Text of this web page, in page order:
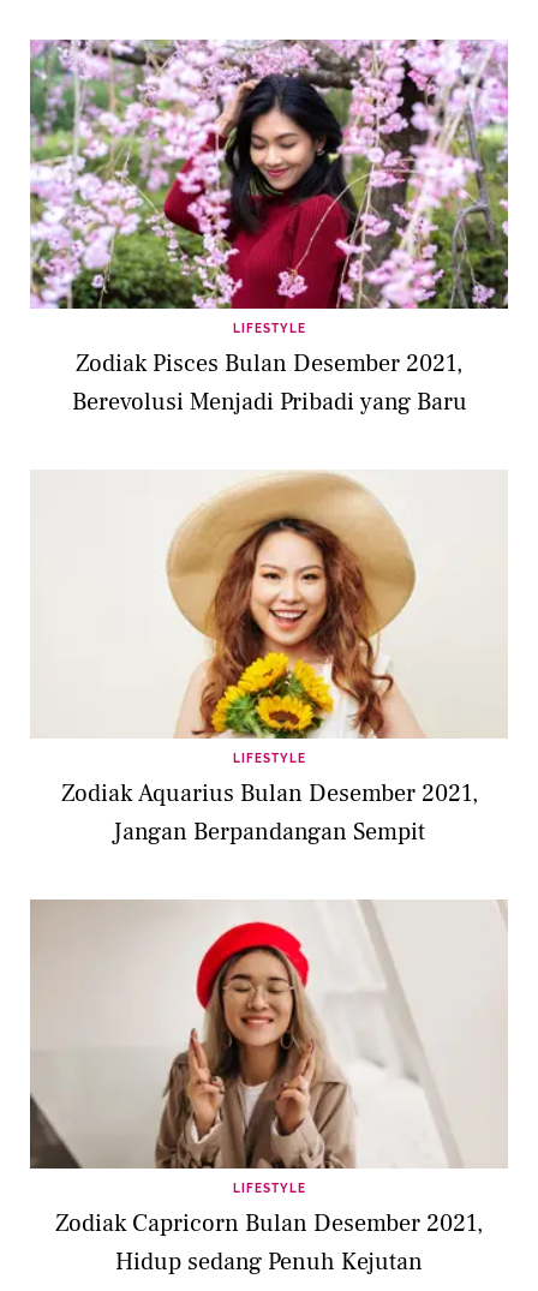
LIFESTYLE
Zodiak Pisces Bulan Desember 2021,
Berevolusi Menjadi Pribadi yang Baru
LIFESTYLE
Zodiak Aquarius Bulan Desember 2021,
Jangan Berpandangan Sempit
LIFESTYLE
Zodiak Capricorn Bulan Desember 2021,
Hidup sedang Penuh Kejutan